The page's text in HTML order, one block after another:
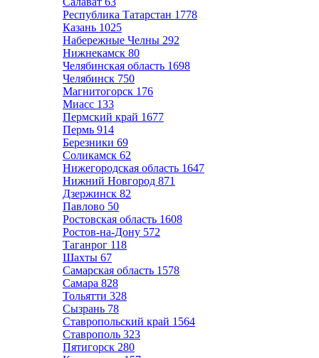
Республика Татарстан 1778
Казань 1025
Набережные Челны 292
Нижнекамск 80
Челябинская область 1698
Челябинск 750
Магнитогорск 176
Миасс 133
Пермский край 1677
Пермь 914
Березники 69
Соликамск 62
Нижегородская область 1647
Нижний Новгород 871
Дзержинск 82
Павлово 50
Ростовская область 1608
Ростов-на-Дону 572
Таганрог 118
Шахты 67
Самарская область 1578
Самара 828
Тольятти 328
Сызрань 78
Ставропольский край 1564
Ставрополь 323
Пятигорск 280